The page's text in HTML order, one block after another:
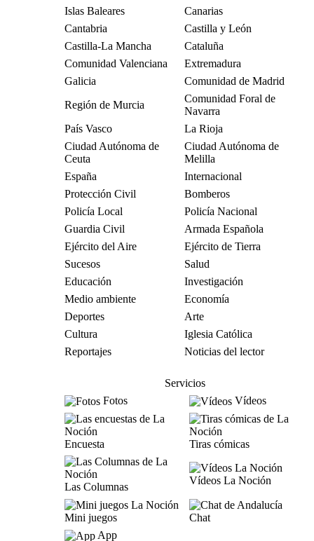
Islas Baleares
Canarias
Cantabria
Castilla y León
Castilla-La Mancha
Cataluña
Comunidad Valenciana
Extremadura
Galicia
Comunidad de Madrid
Región de Murcia
Comunidad Foral de
Navarra
País Vasco
La Rioja
Ciudad Autónoma de
Ceuta
Ciudad Autónoma de
Melilla
España
Internacional
Protección Civil
Bomberos
Policía Local
Policía Nacional
Guardia Civil
Armada Española
Ejército del Aire
Ejército de Tierra
Sucesos
Salud
Educación
Investigación
Medio ambiente
Economía
Deportes
Arte
Cultura
Iglesia Católica
Reportajes
Noticias del lector
Servicios
Fotos
Vídeos
Encuesta Tiras cómicas
Las Columnas
Vídeos La Noción
Mini juegos
Chat
App